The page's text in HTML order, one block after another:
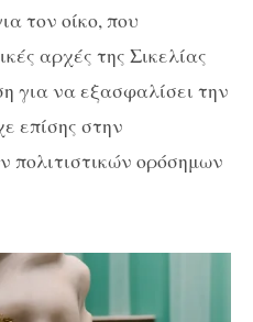
τον οίκο, που
αρχές της Σικελίας
για να εξασφαλίσει την
επίσης στην
ορόσημων